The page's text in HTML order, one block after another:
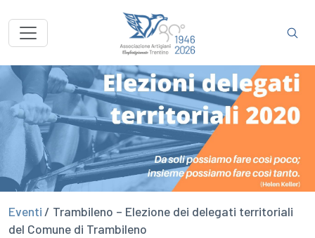
Eventi / Trambileno – Elezione dei delegati territoriali
del Comune di Trambileno